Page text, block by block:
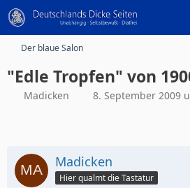
Der blaue Salon
"Edle Tropfen" von
Madicken 8. September 2009
Madicken
Hier qualmt die Tastatur